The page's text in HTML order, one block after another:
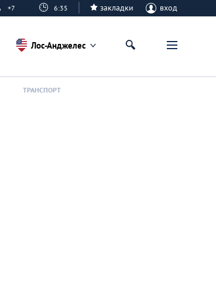
+7 6:35 закладки вход
Лос-Анджелес
ТРАНСПОРТ